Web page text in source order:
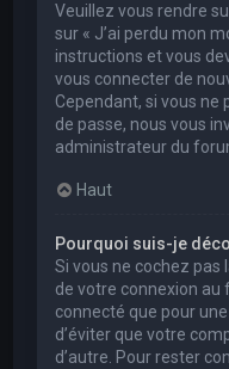
Veuillez vous rendre
sur « J’ai perdu mon
instructions et vous
vous connecter de
Cependant, si vous
de passe, nous vous
administrateur du
Haut
Pourquoi suis-je
Si vous ne cochez pas
de votre connexion
connecté que pour
d’éviter que votre
d’autre. Pour rester